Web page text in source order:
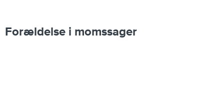
Forældelse i momssager